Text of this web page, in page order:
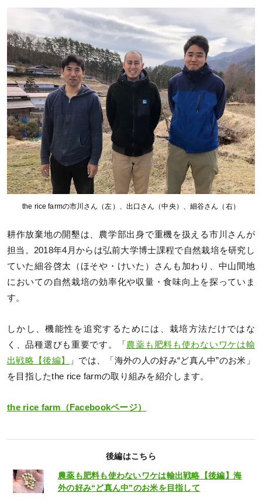
the rice farmの市川さん（左）、出口さん（中央）、細谷さん（右）
耕作放棄地の開墾は、農学部出身で重機を扱える市川さんが
担当。2018年4月からは弘前大学博士課程で自然栽培を研究し
ていた細谷啓太（ほそや・けいた）さんも加わり、中山間地
においての自然栽培の効率化や収量・食味向上を探っていま
す。
しかし、機能性を追究するためには、栽培方法だけではな
く、品種選びも重要です。「 農薬も肥料も使わないワケは輸
出戦略【後編】
」では、「海外の人の好み“ど真ん中”のお米」
を目指したthe rice farmの取り組みを紹介します。
the rice farm（Facebookページ）
後編はこちら
農薬も肥料も使わないワケは輸出戦略【後編】海
外の好み“ど真ん中”のお米を目指して